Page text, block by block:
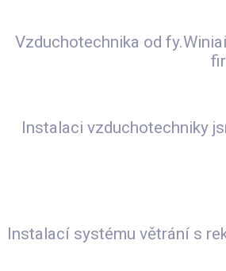
Vzduchotechnika od
Instalaci vzduchotechniky
Instalací systému větrání s